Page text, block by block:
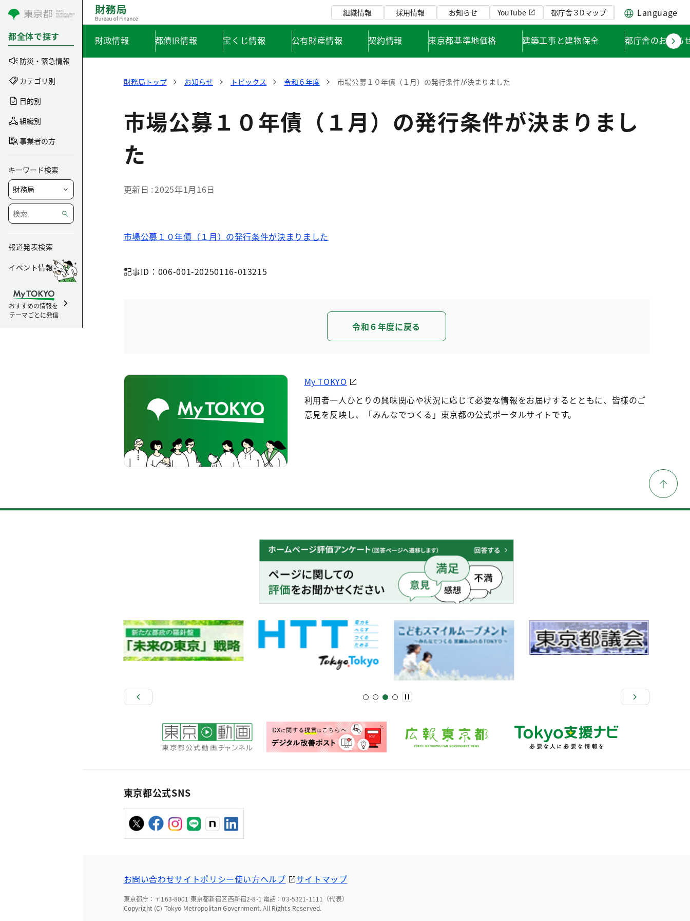
コンテンツにスキップ
都全体で探す
防災・緊急情報
カテゴリ別
目的別
組織別
事業者の方
キーワード検索
報道発表検索
イベント情報
おすすめの情報を
テーマごとに発信
組織情報 採用情報 お知らせ YouTube 都庁舎３Dマップ Language
財政情報 都債IR情報 宝くじ情報 公有財産情報 契約情報 東京都基準地価格 建築工事と建物保全 都庁舎のお知ら
財務局トップ お知らせ トピックス 令和６年度 市場公募１０年債（１月）の発行条件が決まりました
市場公募１０年債（１月）の発行条件が決まりまし
た
更新日 2025年1月16日
市場公募１０年債（１月）の発行条件が決まりました
記事ID：006-001-20250116-013215
令和６年度に戻る
My TOKYO
利用者一人ひとりの興味関心や状況に応じて必要な情報をお届けするとともに、皆様のご
意見を反映し、「みんなでつくる」東京都の公式ポータルサイトです。
東京都公式SNS
お問い合わせサイトポリシー使い方ヘルプ サイトマップ
東京都庁：〒163-8001 東京都新宿区西新宿2-8-1 電話：03-5321-1111（代表）
Copyright (C) Tokyo Metropolitan Government. All Rights Reserved.